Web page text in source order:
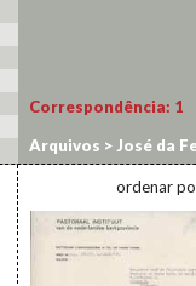
Correspondência: 1
Arquivos > José da
ordenar